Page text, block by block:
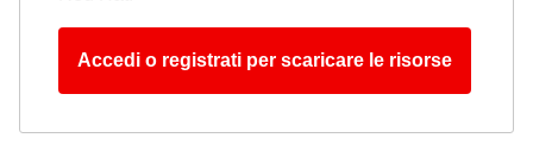
Accedi o registrati per scaricare le risorse